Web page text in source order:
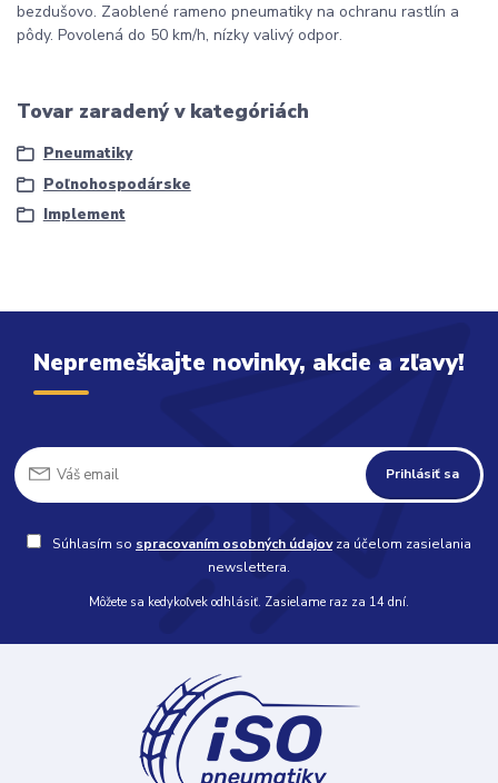
bezdušovo. Zaoblené rameno pneumatiky na ochranu rastlín a
pôdy. Povolená do 50 km/h, nízky valivý odpor.
Tovar zaradený v kategóriách
Pneumatiky
Poľnohospodárske
Implement
Nepremeškajte novinky, akcie a zľavy!
Prihlásiť sa
Súhlasím so spracovaním osobných údajovza účelom zasielania
newslettera.
Môžete sa kedykoľvek odhlásiť. Zasielame raz za 14 dní.